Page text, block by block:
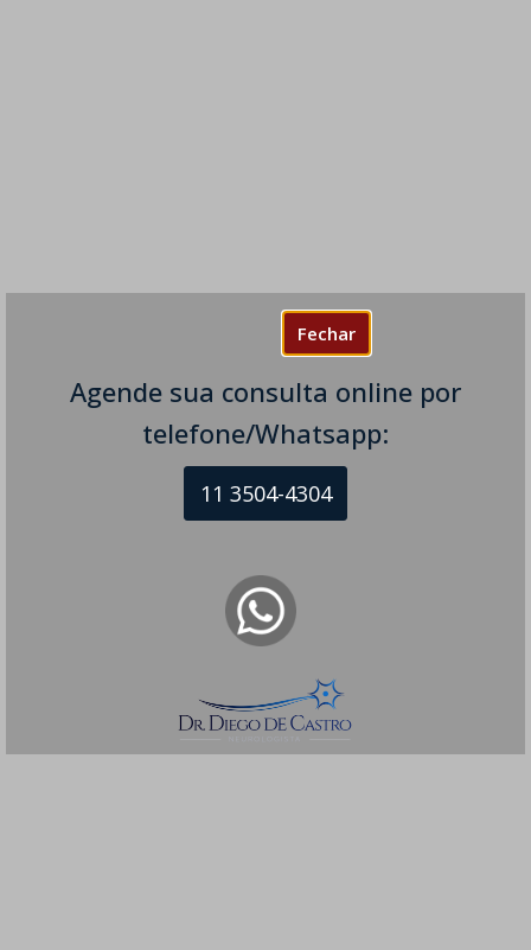
Fechar
Agende sua consulta online por
telefone/Whatsapp:
11 3504-4304